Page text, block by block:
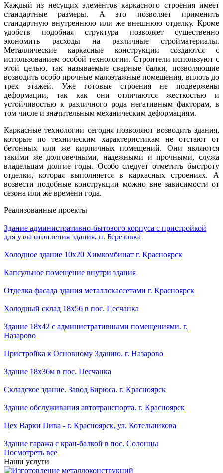
Каждый из несущих элементов каркасного строения имеет
стандартные размеры. А это позволяет применить
стандартную внутреннюю или же внешнюю отделку. Кроме
удобств подобная структура позволяет существенно
экономить расходы на различные стройматериалы.
Металлические каркасные конструкции создаются с
использованием особой технологии. Строители используют с
этой целью, так называемые сварные балки, позволяющие
возводить особо прочные малоэтажные помещения, вплоть до
трех этажей. Уже готовые строения не подвержены
деформации, так как они отличаются жесткостью и
устойчивостью к различного рода негативным факторам, в
том числе и значительным механическим деформациям.
Каркасные технологии сегодня позволяют возводить здания,
которые по техническим характеристикам не отстают от
бетонных или же кирпичных помещений. Они являются
такими же долговечными, надежными и прочными, служа
владельцам долгие годы. Особо следует отметить быстроту
отделки, которая выполняется в каркасных строениях. А
возвести подобные конструкции можно вне зависимости от
сезона или же времени года.
Реализованные проекты
Здание административно-бытового корпуса с пристройкой
для узла отопления здания, п. Березовка
Холодное здание 10х20 Химкомбинат г. Красноярск
Капсульное помещение внутри здания
Отделка фасада здания металлокассетами г. Красноярск
Холодный склад 18х56 в пос. Песчанка
Здание 18х42 с административными помещениями. г.
Назарово
Пристройка к Основному Зданию. г. Назарово
Здание 18х36м в пос. Песчанка
Складское здание. Завод Бирюса. г. Красноярск
Здание обслуживания автотранспорта. г. Красноярск
Цех Варки Пива - г. Красноярск, ул. Котельникова
Здание гаража с кран-балкой в пос. Солонцы
Посмотреть все
Наши услуги